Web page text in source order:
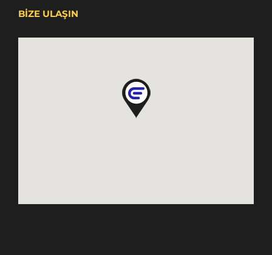
BİZE ULAŞIN